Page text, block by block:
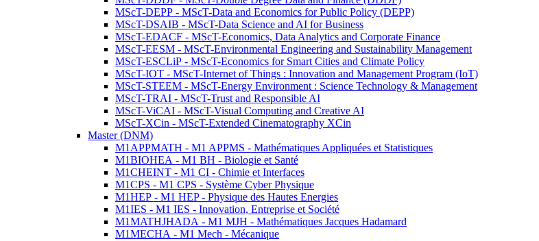
MScT-DEPP - MScT-Data and Economics for Public Policy (DEPP)
MScT-DSAIB - MScT-Data Science and AI for Business
MScT-EDACF - MScT-Economics, Data Analytics and Corporate Finance
MScT-EESM - MScT-Environmental Engineering and Sustainability Management
MScT-ESCLiP - MScT-Economics for Smart Cities and Climate Policy
MScT-IOT - MScT-Internet of Things : Innovation and Management Program (IoT)
MScT-STEEM - MScT-Energy Environment : Science Technology & Management
MScT-TRAI - MScT-Trust and Responsible AI
MScT-ViCAI - MScT-Visual Computing and Creative AI
MScT-XCin - MScT-Extended Cinematography XCin
Master (DNM)
M1APPMATH - M1 APPMS - Mathématiques Appliquées et Statistiques
M1BIOHEA - M1 BH - Biologie et Santé
M1CHEINT - M1 CI - Chimie et Interfaces
M1CPS - M1 CPS - Système Cyber Physique
M1HEP - M1 HEP - Physique des Hautes Energies
M1IES - M1 IES - Innovation, Entreprise et Société
M1MATHJHADA - M1 MJH - Mathématiques Jacques Hadamard
M1MECHA - M1 Mech - Mécanique